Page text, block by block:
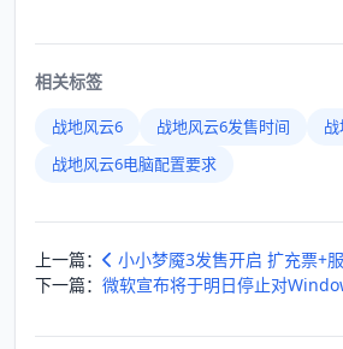
相关标签
战地风云6 战地风云6发售时间
战地风云6电脑配置要求
上一篇：
小小梦魇3发售开启 扩充票+
下一篇： 微软宣布将于明日停止对